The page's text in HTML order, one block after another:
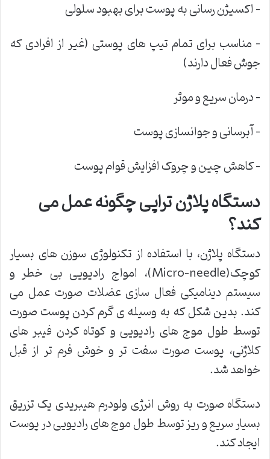
– اکسیژن رسانی به پوست برای بهبود سلولی
– مناسب برای تمام تیپ های پوستی (غیر از افرادی که
جوش فعال دارند)
– درمان سریع و موثر
– آبرسانی و جوانسازی پوست
– کاهش چین و چروک افزایش قوام پوست
دستگاه پلاژن تراپی چگونه عمل می
کند؟
دستگاه پلاژن، با استفاده از تکنولوژی سوزن های بسیار
کوچک(Micro-needle)، امواج رادیویی بی خطر و
سیستم دینامیکی فعال سازی عضلات صورت عمل می
کند. بدین شکل که به وسیله ی گرم کردن پوست صورت
توسط طول موج های رادیویی و کوتاه کردن فیبر های
کلاژنی، پوست صورت سفت تر و خوش فرم تر از قبل
خواهد شد.
دستگاه صورت به روش انرژی ولودرم هیبریدی یک تزریق
بسیار سریع و ریز توسط طول موج های رادیویی در پوست
ایجاد کند.